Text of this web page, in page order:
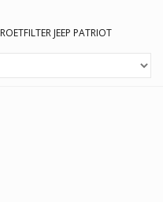
ROETFILTER JEEP PATRIOT